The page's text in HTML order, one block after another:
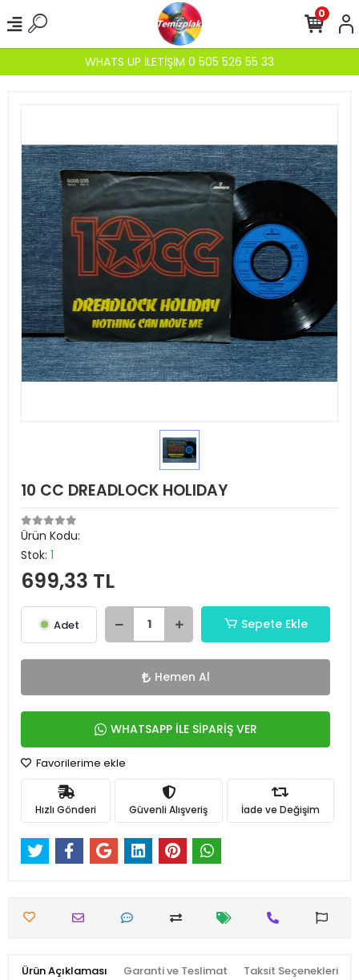
WHATS UP İLETİŞİM 0 505 526 55 33
0
10 CC DREADLOCK HOLIDAY
Ürün Kodu:
Stok: 1
699,33 TL
Adet Sepete Ekle
Hemen Al
WHATSAPP İLE SİPARİŞ VER
Favorilerime ekle
Hızlı Gönderi Güvenli Alışveriş İade ve Değişim
Ürün Açıklaması Garanti ve Teslimat Taksit Seçenekleri